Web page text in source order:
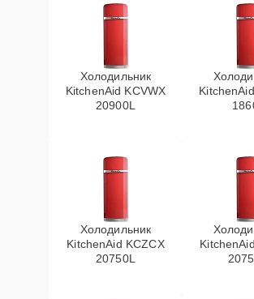
Холодильник
KitchenAid KCVWX
20900L
Холодильник
KitchenAid KCZCX
20750L